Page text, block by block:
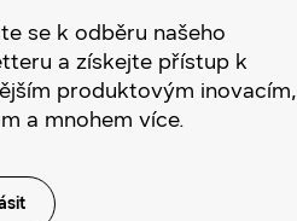
se k odběru našeho
a získejte přístup k
produktovým inovacím,
a mnohem více.